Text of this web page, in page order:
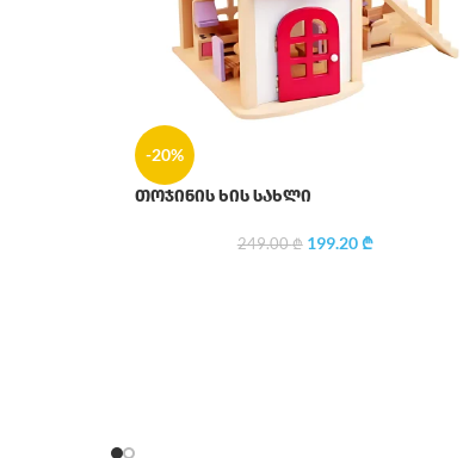
-20%
თოჯინის ხის სახლი
249.00₾ 199.20₾